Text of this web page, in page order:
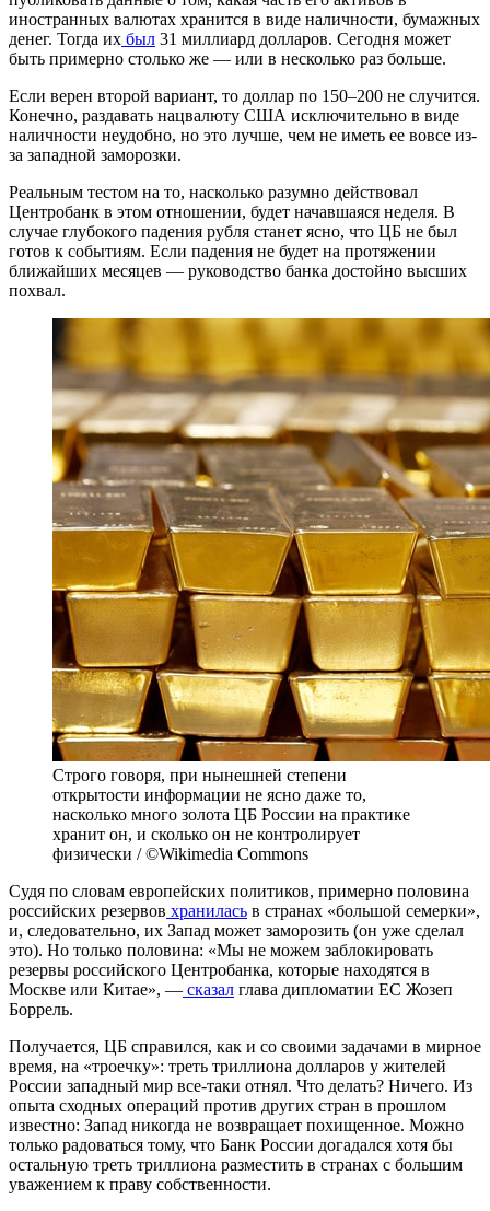
иностранных валютах хранится в виде наличности, бумажных
денег. Тогда их был 31 миллиард долларов. Сегодня может
быть примерно столько же — или в несколько раз больше.
Если верен второй вариант, то доллар по 150–200 не случится.
Конечно, раздавать нацвалюту США исключительно в виде
наличности неудобно, но это лучше, чем не иметь ее вовсе из-
за западной заморозки.
Реальным тестом на то, насколько разумно действовал
Центробанк в этом отношении, будет начавшаяся неделя. В
случае глубокого падения рубля станет ясно, что ЦБ не был
готов к событиям. Если падения не будет на протяжении
ближайших месяцев — руководство банка достойно высших
похвал.
Строго говоря, при нынешней степени
открытости информации не ясно даже то,
насколько много золота ЦБ России на практике
хранит он, и сколько он не контролирует
физически / ©Wikimedia Commons
Судя по словам европейских политиков, примерно половина
российских резервов хранилась в странах «большой семерки»,
и, следовательно, их Запад может заморозить (он уже сделал
это). Но только половина: «Мы не можем заблокировать
резервы российского Центробанка, которые находятся в
Москве или Китае», — сказал глава дипломатии ЕС Жозеп
Боррель.
Получается, ЦБ справился, как и со своими задачами в мирное
время, на «троечку»: треть триллиона долларов у жителей
России западный мир все-таки отнял. Что делать? Ничего. Из
опыта сходных операций против других стран в прошлом
известно: Запад никогда не возвращает похищенное. Можно
только радоваться тому, что Банк России догадался хотя бы
остальную треть триллиона разместить в странах с большим
уважением к праву собственности.